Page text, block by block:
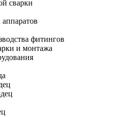
сварки
фитингов
и монтажа